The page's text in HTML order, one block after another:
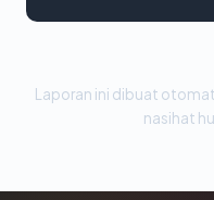
Laporan ini dibuat
nasihat